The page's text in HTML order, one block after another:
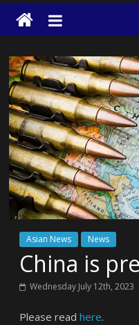
Asian News News
China is
Wednesday July 12th, 2023
Please readhere.